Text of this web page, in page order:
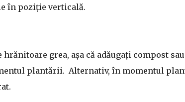
în poziție verticală.
hrănitoare grea, așa că adăugați compost
plantării. Alternativ, în momentul